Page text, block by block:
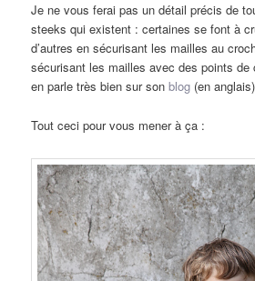
Je ne vous ferai pas un détail précis de
steeks qui existent : certaines se font à
d’autres en sécurisant les mailles au
sécurisant les mailles avec des points de
en parle très bien sur sonblog (en anglais)
Tout ceci pour vous mener à ça :